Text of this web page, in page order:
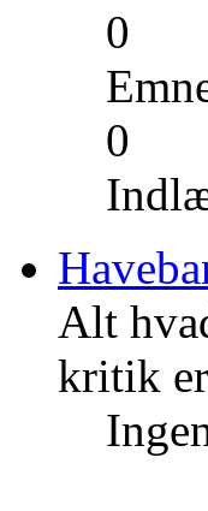
0
0
Alt
kritik